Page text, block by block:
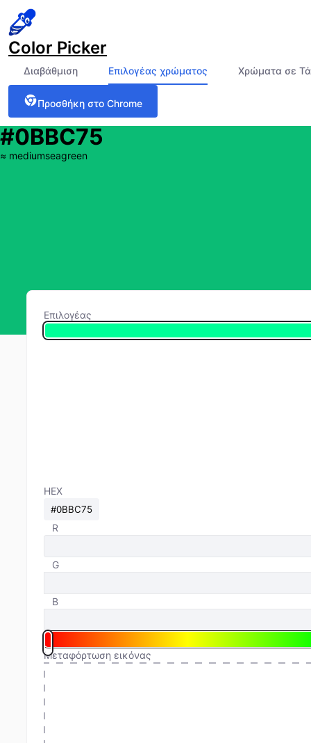
Color Picker
Διαβάθμιση Επιλογέας χρώματος Χρώματα σε
Προσθήκη στο Chrome
#0BBC75
≈ mediumseagreen
Επιλογέας
HEX
R
G
B
Μεταφόρτωση εικόνας